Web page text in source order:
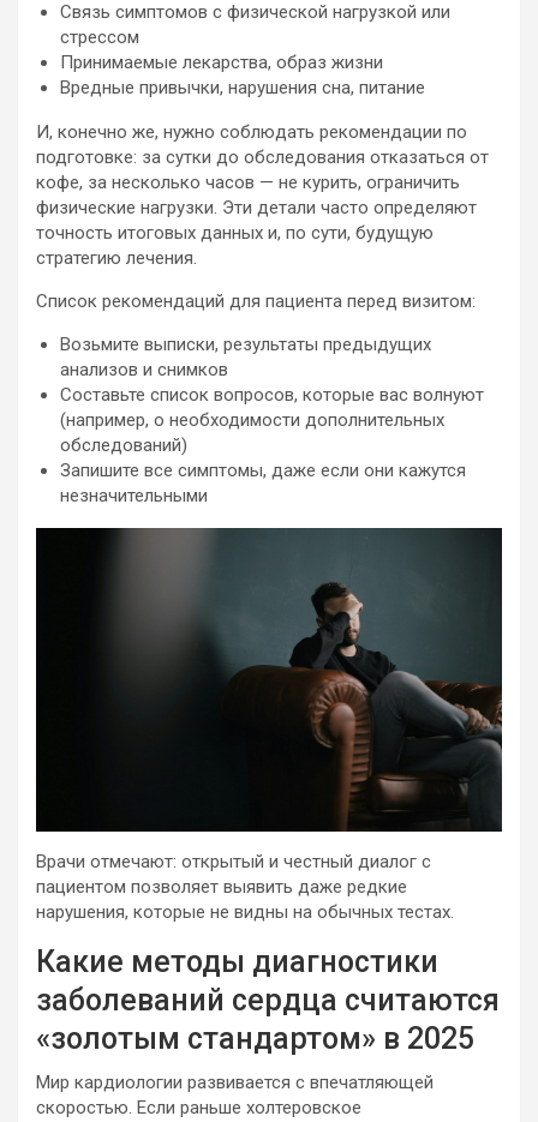
Связь симптомов с физической нагрузкой или
стрессом
Принимаемые лекарства, образ жизни
Вредные привычки, нарушения сна, питание
И, конечно же, нужно соблюдать рекомендации по
подготовке: за сутки до обследования отказаться от
кофе, за несколько часов — не курить, ограничить
физические нагрузки. Эти детали часто определяют
точность итоговых данных и, по сути, будущую
стратегию лечения.
Список рекомендаций для пациента перед визитом:
Возьмите выписки, результаты предыдущих
анализов и снимков
Составьте список вопросов, которые вас волнуют
(например, о необходимости дополнительных
обследований)
Запишите все симптомы, даже если они кажутся
незначительными
Врачи отмечают: открытый и честный диалог с
пациентом позволяет выявить даже редкие
нарушения, которые не видны на обычных тестах.
Какие методы диагностики
заболеваний сердца считаются
«золотым стандартом» в 2025
Мир кардиологии развивается с впечатляющей
скоростью. Если раньше холтеровское